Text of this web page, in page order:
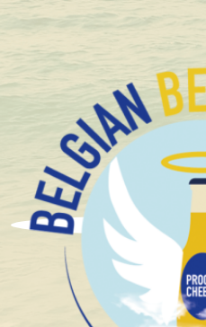
+1.600 Belgische
Brasserie De Silly
Silly Rouge
8%alcohol Rood/Roze
Speciaal bier/Abdijbier
Fruitig
€ 2,54